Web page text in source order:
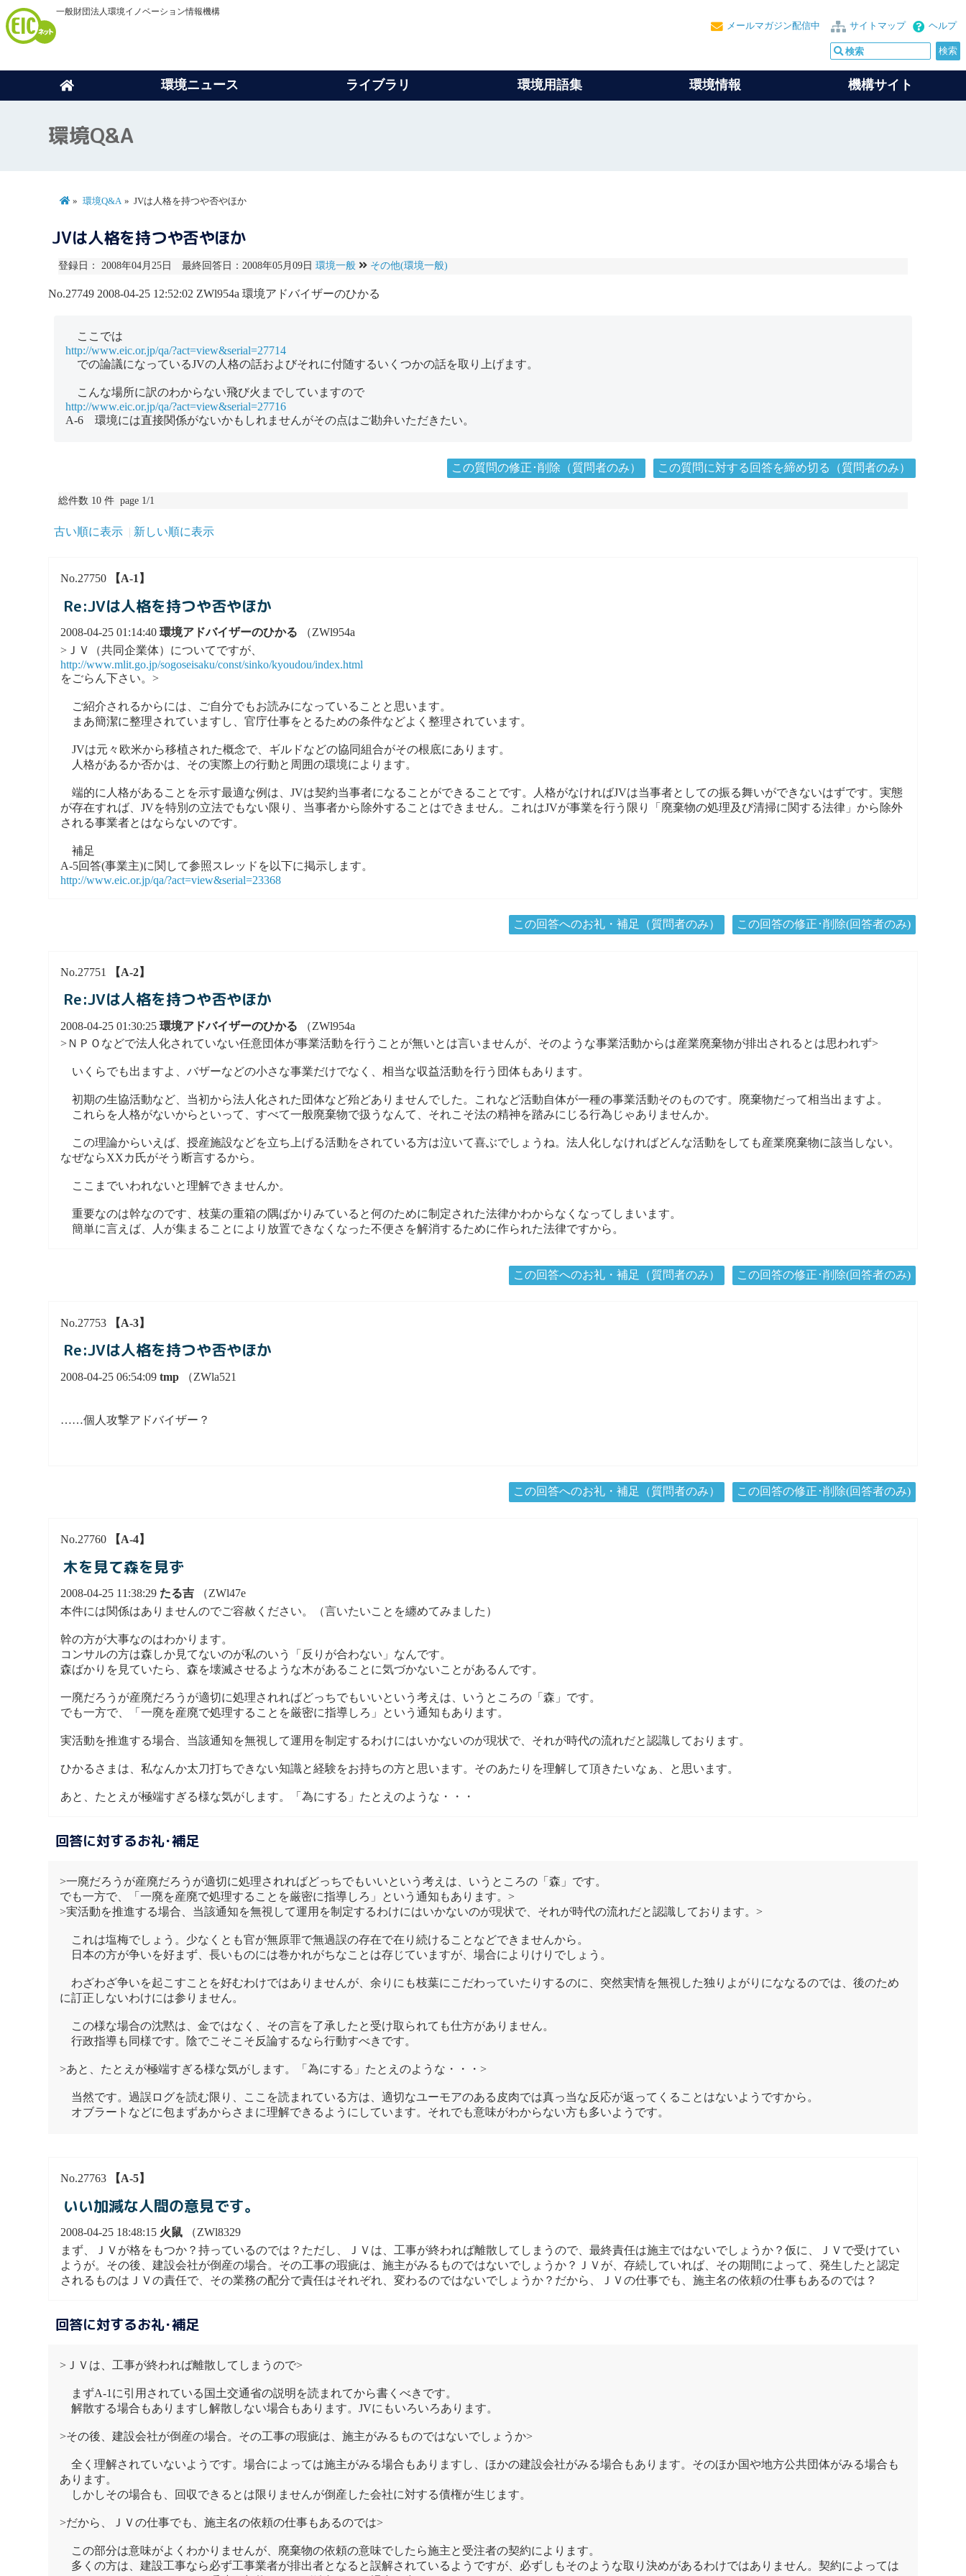
一般財団法人環境イノベーション情報機構
ヘルプ
サイトマップ
メールマガジン配信中
環境ニュース ライブラリ 環境用語集 環境情報 機構サイト
環境Q&A
環境Q&A JVは人格を持つや否やほか
JVは人格を持つや否やほか
登録日： 2008年04月25日 最終回答日：2008年05月09日 環境一般 その他(環境一般)
No.27749 2008-04-25 12:52:02 ZWl954a 環境アドバイザーのひかる
ここでは
http://www.eic.or.jp/qa/?act=view&serial=27714
での論議になっているJVの人格の話およびそれに付随するいくつかの話を取り上げます。
こんな場所に訳のわからない飛び火までしていますので
http://www.eic.or.jp/qa/?act=view&serial=27716
A-6 環境には直接関係がないかもしれませんがその点はご勘弁いただきたい。
この質問の修正･削除（質問者のみ） この質問に対する回答を締め切る（質問者のみ）
総件数 10 件 page 1/1
古い順に表示 新しい順に表示
No.27750 【A-1】
Re:JVは人格を持つや否やほか
2008-04-25 01:14:40環境アドバイザーのひかる （ZWl954a
>ＪＶ（共同企業体）についてですが、
http://www.mlit.go.jp/sogoseisaku/const/sinko/kyoudou/index.html
をごらん下さい。>
ご紹介されるからには、ご自分でもお読みになっていることと思います。
まあ簡潔に整理されていますし、官庁仕事をとるための条件などよく整理されています。
JVは元々欧米から移植された概念で、ギルドなどの協同組合がその根底にあります。
人格があるか否かは、その実際上の行動と周囲の環境によります。
端的に人格があることを示す最適な例は、JVは契約当事者になることができることです。人格がなければJVは当事者としての振る舞いができないはずです。実態
が存在すれば、JVを特別の立法でもない限り、当事者から除外することはできません。これはJVが事業を行う限り「廃棄物の処理及び清掃に関する法律」から除外
される事業者とはならないのです。
補足
A-5回答(事業主)に関して参照スレッドを以下に掲示します。
http://www.eic.or.jp/qa/?act=view&serial=23368
この回答へのお礼・補足（質問者のみ） この回答の修正･削除(回答者のみ)
No.27751 【A-2】
Re:JVは人格を持つや否やほか
2008-04-25 01:30:25環境アドバイザーのひかる （ZWl954a
>ＮＰＯなどで法人化されていない任意団体が事業活動を行うことが無いとは言いませんが、そのような事業活動からは産業廃棄物が排出されるとは思われず>
いくらでも出ますよ、バザーなどの小さな事業だけでなく、相当な収益活動を行う団体もあります。
初期の生協活動など、当初から法人化された団体など殆どありませんでした。これなど活動自体が一種の事業活動そのものです。廃棄物だって相当出ますよ。
これらを人格がないからといって、すべて一般廃棄物で扱うなんて、それこそ法の精神を踏みにじる行為じゃありませんか。
この理論からいえば、授産施設などを立ち上げる活動をされている方は泣いて喜ぶでしょうね。法人化しなければどんな活動をしても産業廃棄物に該当しない。
なぜならXXカ氏がそう断言するから。
ここまでいわれないと理解できませんか。
重要なのは幹なのです、枝葉の重箱の隅ばかりみていると何のために制定された法律かわからなくなってしまいます。
簡単に言えば、人が集まることにより放置できなくなった不便さを解消するために作られた法律ですから。
この回答へのお礼・補足（質問者のみ） この回答の修正･削除(回答者のみ)
No.27753 【A-3】
Re:JVは人格を持つや否やほか
2008-04-25 06:54:09tmp （ZWla521
……個人攻撃アドバイザー？
この回答へのお礼・補足（質問者のみ） この回答の修正･削除(回答者のみ)
No.27760 【A-4】
木を見て森を見ず
2008-04-25 11:38:29 たる吉 （ZWl47e
本件には関係はありませんのでご容赦ください。（言いたいことを纏めてみました）
幹の方が大事なのはわかります。
コンサルの方は森しか見てないのが私のいう「反りが合わない」なんです。
森ばかりを見ていたら、森を壊滅させるような木があることに気づかないことがあるんです。
一廃だろうが産廃だろうが適切に処理されればどっちでもいいという考えは、いうところの「森」です。
でも一方で、「一廃を産廃で処理することを厳密に指導しろ」という通知もあります。
実活動を推進する場合、当該通知を無視して運用を制定するわけにはいかないのが現状で、それが時代の流れだと認識しております。
ひかるさまは、私なんか太刀打ちできない知識と経験をお持ちの方と思います。そのあたりを理解して頂きたいなぁ、と思います。
あと、たとえが極端すぎる様な気がします。「為にする」たとえのような・・・
回答に対するお礼･補足
>一廃だろうが産廃だろうが適切に処理されればどっちでもいいという考えは、いうところの「森」です。
でも一方で、「一廃を産廃で処理することを厳密に指導しろ」という通知もあります。>
>実活動を推進する場合、当該通知を無視して運用を制定するわけにはいかないのが現状で、それが時代の流れだと認識しております。>
これは塩梅でしょう。少なくとも官が無原罪で無過誤の存在で在り続けることなどできませんから。
日本の方が争いを好まず、長いものには巻かれがちなことは存じていますが、場合によりけりでしょう。
わざわざ争いを起こすことを好むわけではありませんが、余りにも枝葉にこだわっていたりするのに、突然実情を無視した独りよがりにななるのでは、後のため
に訂正しないわけには参りません。
この様な場合の沈黙は、金ではなく、その言を了承したと受け取られても仕方がありません。
行政指導も同様です。陰でこそこそ反論するなら行動すべきです。
>あと、たとえが極端すぎる様な気がします。「為にする」たとえのような・・・>
当然です。過誤ログを読む限り、ここを読まれている方は、適切なユーモアのある皮肉では真っ当な反応が返ってくることはないようですから。
オブラートなどに包まずあからさまに理解できるようにしています。それでも意味がわからない方も多いようです。
No.27763 【A-5】
いい加減な人間の意見です。
2008-04-25 18:48:15 火鼠 （ZWl8329
まず、ＪＶが格をもつか？持っているのでは？ただし、ＪＶは、工事が終われば離散してしまうので、最終責任は施主ではないでしょうか？仮に、ＪＶで受けてい
ようが。その後、建設会社が倒産の場合。その工事の瑕疵は、施主がみるものではないでしょうか？ＪＶが、存続していれば、その期間によって、発生したと認定
されるものはＪＶの責任で、その業務の配分で責任はそれぞれ、変わるのではないでしょうか？だから、ＪＶの仕事でも、施主名の依頼の仕事もあるのでは？
回答に対するお礼･補足
>ＪＶは、工事が終われば離散してしまうので>
まずA-1に引用されている国土交通省の説明を読まれてから書くべきです。
解散する場合もありますし解散しない場合もあります。JVにもいろいろあります。
>その後、建設会社が倒産の場合。その工事の瑕疵は、施主がみるものではないでしょうか>
全く理解されていないようです。場合によっては施主がみる場合もありますし、ほかの建設会社がみる場合もあります。そのほか国や地方公共団体がみる場合も
あります。
しかしその場合も、回収できるとは限りませんが倒産した会社に対する債権が生じます。
>だから、ＪＶの仕事でも、施主名の依頼の仕事もあるのでは>
この部分は意味がよくわかりませんが、廃棄物の依頼の意味でしたら施主と受注者の契約によります。
多くの方は、建設工事なら必ず工事業者が排出者となると誤解されているようですが、必ずしもそのような取り決めがあるわけではありません。契約によっては